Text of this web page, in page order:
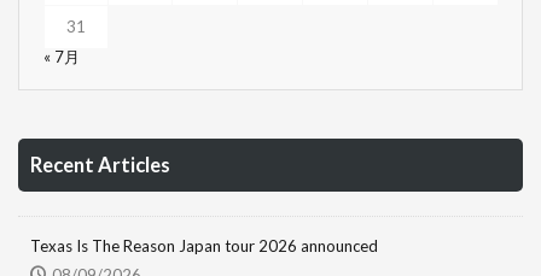
31
« 7月
Recent Articles
Texas Is The Reason Japan tour 2026 announced